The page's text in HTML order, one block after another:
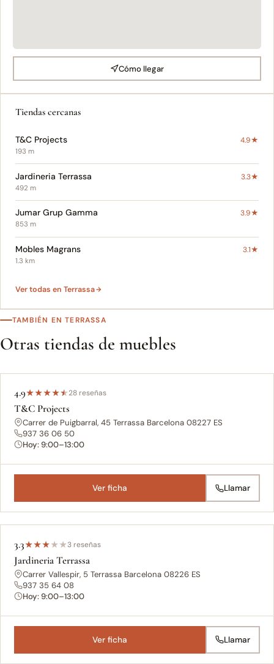
Cómo llegar
Tiendas cercanas
T&C Projects 4.9★
193 m
Jardineria Terrassa 3.3★
492 m
Jumar Grup Gamma 3.9★
853 m
Mobles Magrans 3.1★
1.3 km
Ver todas en Terrassa
TAMBIÉN EN TERRASSA
Otras tiendas de muebles
4.9★★★★★28 reseñas
T&C Projects
Carrer de Puigbarral, 45 Terrassa Barcelona 08227 ES
937 36 06 50
Hoy: 9:00–13:00
Ver ficha Llamar
3.3★★★★★3 reseñas
Jardineria Terrassa
Carrer Vallespir, 5 Terrassa Barcelona 08226 ES
937 35 64 08
Hoy: 9:00–13:00
Ver ficha Llamar